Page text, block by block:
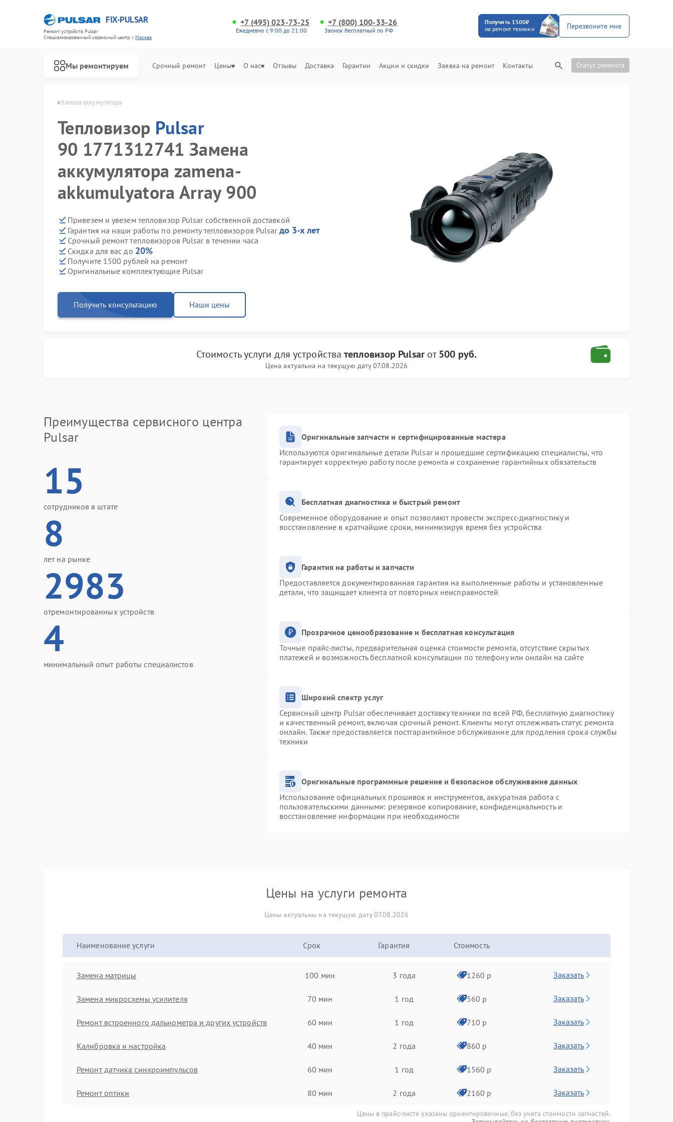
FIX-PULSAR
Ремонт устройств Pulsar
Специализированный cервисный центр г.Москва
+7 (495) 023-73-25
Ежедневно с 9:00 до 21:00
+7 (800) 100-33-26
Звонок бесплатный по РФ
Получить 1500₽
на ремонт техники
Перезвоните мне
Мы ремонтируем Срочный ремонт Цены О нас Отзывы Доставка Гарантии Акции и скидки Заявка на ремонт Контакты Статус ремонта
Тепловизор Pulsar Замена аккумулятора
Тепловизор Pulsar
90 1771312741 Замена
аккумулятора zamena-
akkumulyatora Array 900
Привезем и увезем тепловизор Pulsar собственной доставкой
Гарантия на наши работы по ремонту тепловизоров Pulsar до 3-х лет
Срочный ремонт тепловизоров Pulsar в течении часа
Скидка для вас до 20%
Получите 1500 рублей на ремонт
Оригинальные комплектующие Pulsar
Получить консультацию Наши цены
Стоимость услуги для устройстватепловизор Pulsarот500 руб.
Цена актуальна на текущую дату 07.08.2026
Преимущества сервисного центра
Pulsar
15
сотрудников в штате
8
лет на рынке
2983
отремонтированных устройств
4
минимальный опыт работы специалистов
Оригинальные запчасти и сертифицированные мастера
Используются оригинальные детали Pulsar и прошедшие сертификацию специалисты, что
гарантирует корректную работу после ремонта и сохранение гарантийных обязательств
Бесплатная диагностика и быстрый ремонт
Современное оборудование и опыт позволяют провести экспресс-диагностику и
восстановление в кратчайшие сроки, минимизируя время без устройства
Гарантия на работы и запчасти
Предоставляется документированная гарантия на выполненные работы и установленные
детали, что защищает клиента от повторных неисправностей
Прозрачное ценообразование и бесплатная консультация
Точные прайс-листы, предварительная оценка стоимости ремонта, отсутствие скрытых
платежей и возможность бесплатной консультации по телефону или онлайн на сайте
Широкий спектр услуг
Сервисный центр Pulsar обеспечивает доставку техники по всей РФ, бесплатную диагностику
и качественный ремонт, включая срочный ремонт. Клиенты могут отслеживать статус ремонта
онлайн. Также предоставляется постгарантийное обслуживание для продления срока службы
техники
Оригинальные программные решение и безопасное обслуживание данных
Использование официальных прошивок и инструментов, аккуратная работа с
пользовательскими данными: резервное копирование, конфиденциальность и
восстановление информации при необходимости
Цены на услуги ремонта
Цены актуальны на текущую дату 07.08.2026
Наименование услуги Срок Гарантия Стоимость
Замена матрицы 100 мин 3 года 1260 р Заказать
Замена микросхемы усилителя 70 мин 1 год 560 р Заказать
Ремонт встроенного дальнометра и других устройств 60 мин 1 год 710 р Заказать
Калибровка и настройка 40 мин 2 года 860 р Заказать
Ремонт датчика синхроимпульсов 60 мин 1 год 1560 р Заказать
Ремонт оптики 80 мин 2 года 2160 р Заказать
Цены в прайс-листе указаны ориентировочные, без учета стоимости запчастей.